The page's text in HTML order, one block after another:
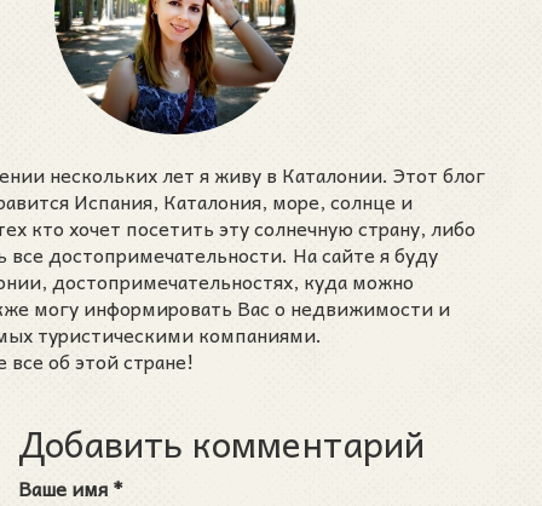
нескольких лет я живу в Каталонии. Этот блог
Испания, Каталония, море, солнце и
кто хочет посетить эту солнечную страну, либо
достопримечательности. На сайте я буду
достопримечательностях, куда можно
могу информировать Вас о недвижимости и
туристическими компаниями.
об этой стране!
Добавить комментарий
Ваше имя*